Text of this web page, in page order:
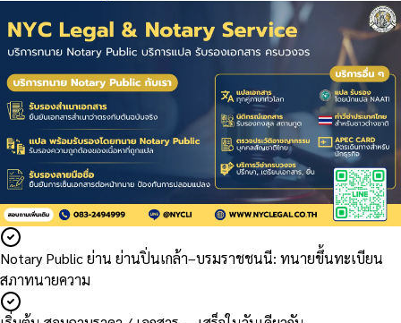
Notary Public ย่าน ย่านปิ่นเกล้า–บรมราชชนนี: ทนายขึ้นทะเบียน
สภาทนายความ